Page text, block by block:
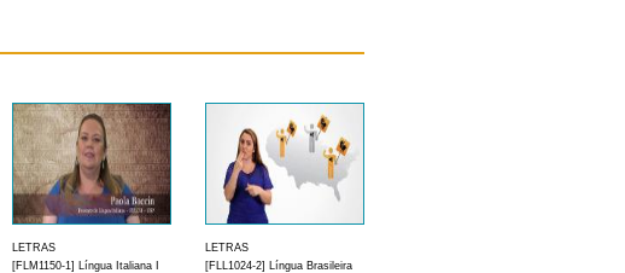
LETRAS
[FLM1150-1] Língua Italiana I
LETRAS
[FLL1024-2] Língua Brasileira